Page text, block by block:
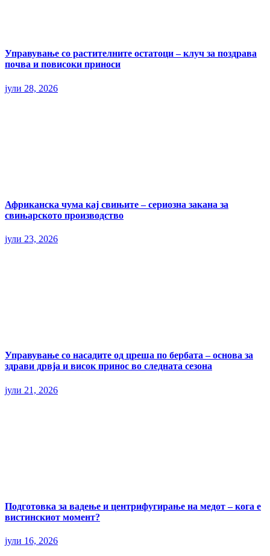
Управување со растителните остатоци – клуч за поздрава
почва и повисоки приноси
јули 28, 2026
Африканска чума кај свињите – сериозна закана за
свињарското производство
јули 23, 2026
Управување со насадите од цреша по бербата – основа за
здрави дрвја и висок принос во следната сезона
јули 21, 2026
Подготовка за вадење и центрифугирање на медот – кога е
вистинскиот момент?
јули 16, 2026